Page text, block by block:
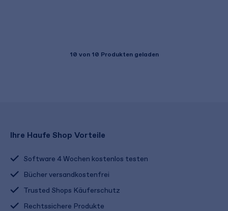
10 von 10 Produkten geladen
Ihre Haufe Shop Vorteile
Software 4 Wochen kostenlos testen
Bücher versandkostenfrei
Trusted Shops Käuferschutz
Rechtssichere Produkte